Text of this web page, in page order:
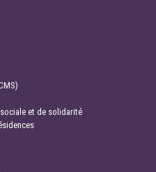
et de solidarité